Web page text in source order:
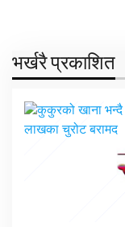
भर्खरै प्रकाशित